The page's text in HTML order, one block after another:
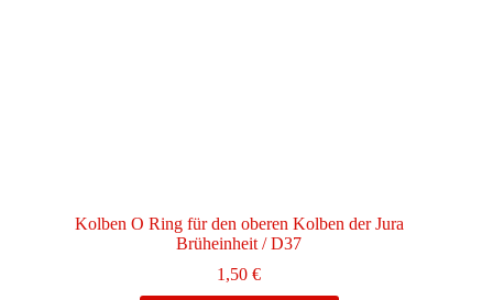
Kolben O Ring für den oberen Kolben der Jura
Brüheinheit / D37
1,50€